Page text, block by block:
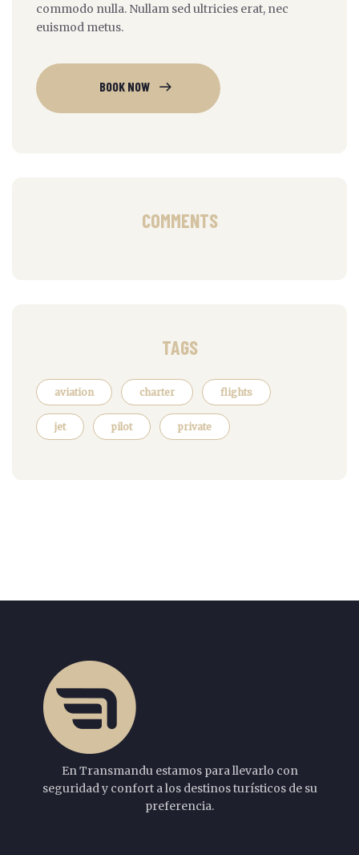
commodo nulla. Nullam sed ultricies erat, nec
euismod metus.
BOOK NOW
COMMENTS
TAGS
aviation charter flights
jet pilot private
En Transmandu estamos para llevarlo con
seguridad y confort a los destinos turísticos de su
preferencia.